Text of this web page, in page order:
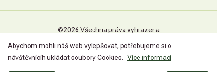
©2026 Všechna práva vyhrazena
Abychom mohli náš web vylepšovat, potřebujeme si o
návštěvnícíh ukládat soubory Cookies.
Více informací